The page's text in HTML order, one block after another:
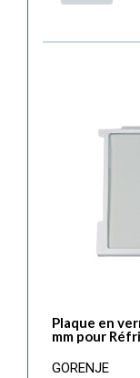
Plaque en
mm pour
GORENJE